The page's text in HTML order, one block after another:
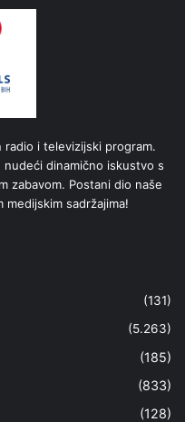
radio i televizijski program.
nudeći dinamično iskustvo s
zabavom. Postani dio naše
medijskim sadržajima!
(131)
(5.263)
(185)
(833)
(128)